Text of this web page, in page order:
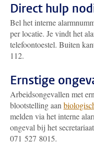
Direct hulp
Bel het interne
per locatie. Je vindt het
telefoontoestel. Buiten
112.
Ernstige
Arbeidsongevallen met
blootstelling aan
melden via het interne
ongeval bij het
071 527 8015.